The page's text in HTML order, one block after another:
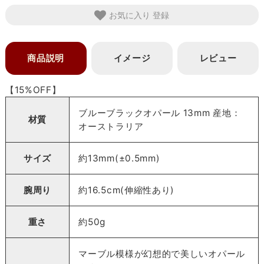
お気に入り
商品説明 イメージ レビュー
【15%OFF】
材質
ブルーブラックオパール 13mm 産地：
オーストラリア
サイズ 約13mm(±0.5mm)
腕周り 約16.5cm(伸縮性あり)
重さ 約50g
マーブル模様が幻想的で美しいオパール